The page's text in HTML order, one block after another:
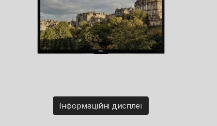
Інформаційні дисплеї